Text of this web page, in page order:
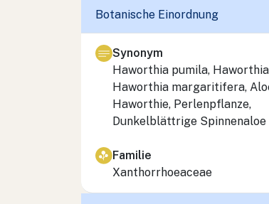
Botanische Einordnung
Synonym
Haworthia pumila,
Haworthia margaritifera,
Haworthie, Perlenpflanze,
Dunkelblättrige Spinnenaloe
Familie
Xanthorrhoeaceae